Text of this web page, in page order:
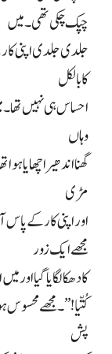
چپک چکی تھی۔ میں
جلدی جلدی اپنی
کا بالکل
احساس ہی نہیں تھا۔
وہاں
گھنا اندھیرا چھایا
مڑی
اور اپنی کار کے
مجھے ایک زور
کا دھکا لگایا گیا
کُتّیا!”۔ مجھے محسوس
پش